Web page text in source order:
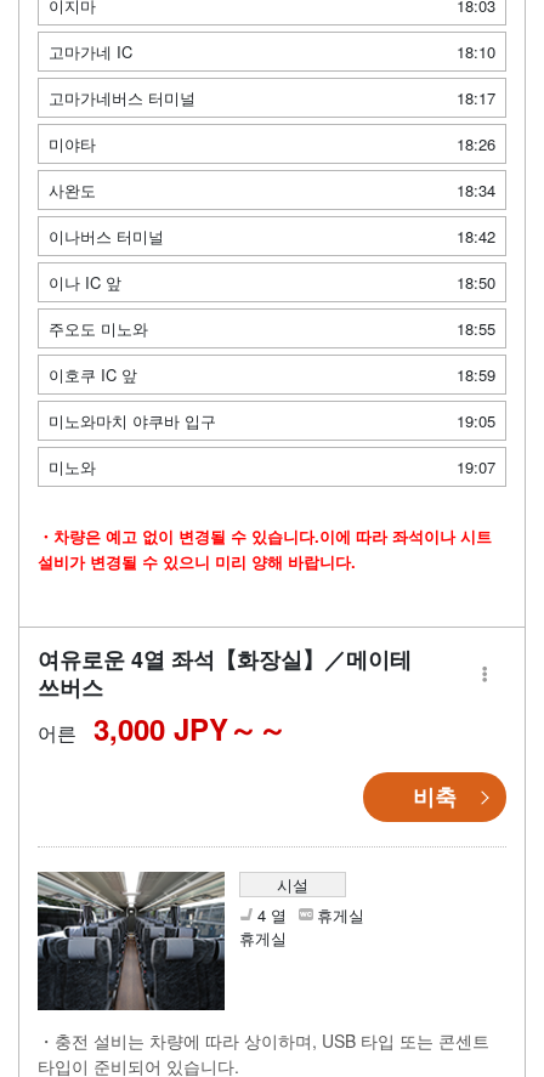
이지마
18:03
고마가네 IC
18:10
고마가네버스 터미널
18:17
미야타
18:26
사완도
18:34
이나버스 터미널
18:42
이나 IC 앞
18:50
주오도 미노와
18:55
이호쿠 IC 앞
18:59
미노와마치 야쿠바 입구
19:05
미노와
19:07
・차량은 예고 없이 변경될 수 있습니다.이에 따라 좌석이나 시트
설비가 변경될 수 있으니 미리 양해 바랍니다.
여유로운 4열 좌석【화장실】／메이테
쓰버스
어른 3,000 JPY～
비축
시설
4 열
휴게실
휴게실
・충전 설비는 차량에 따라 상이하며, USB 타입 또는 콘센트
타입이 준비되어 있습니다.